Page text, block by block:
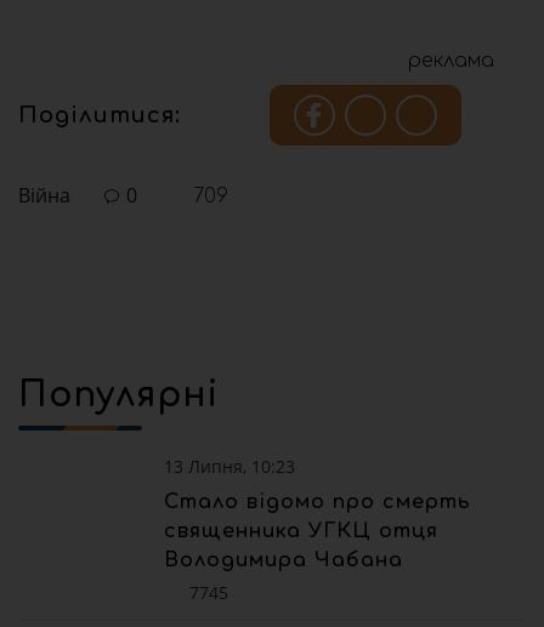
реклама
Поділитися:
Війна 0 709
Популярні
13 Липня, 10:23
Стало відомо про смерть
священника УГКЦ отця
Володимира Чабана
7745